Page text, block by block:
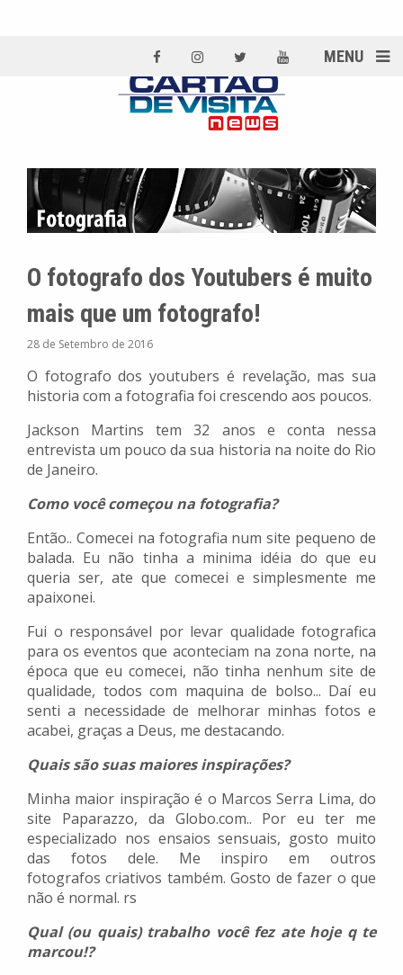
MENU
O fotografo dos Youtubers é muito
mais que um fotografo!
28 de Setembro de 2016
O fotografo dos youtubers é revelação, mas sua
historia com a fotografia foi crescendo aos poucos.
Jackson Martins tem 32 anos e conta nessa
entrevista um pouco da sua historia na noite do Rio
de Janeiro.
Como você começou na fotografia?
Então.. Comecei na fotografia num site pequeno de
balada. Eu não tinha a minima idéia do que eu
queria ser, ate que comecei e simplesmente me
apaixonei.
Fui o responsável por levar qualidade fotografica
para os eventos que aconteciam na zona norte, na
época que eu comecei, não tinha nenhum site de
qualidade, todos com maquina de bolso... Daí eu
senti a necessidade de melhorar minhas fotos e
acabei, graças a Deus, me destacando.
Quais são suas maiores inspirações?
Minha maior inspiração é o Marcos Serra Lima, do
site Paparazzo, da Globo.com.. Por eu ter me
especializado nos ensaios sensuais, gosto muito
das fotos dele. Me inspiro em outros
fotografos criativos também. Gosto de fazer o que
não é normal. rs
Qual (ou quais) trabalho você fez ate hoje q te
marcou!?